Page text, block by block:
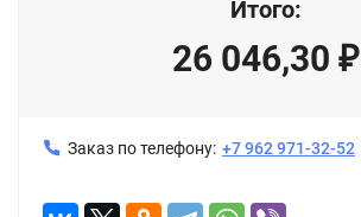
Итого:
26 046,30 ₽
Заказ по телефону: +7 962 971-32-52